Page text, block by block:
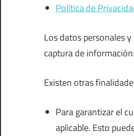
Política de
Los datos personales
captura de información:
Existen otras
Para garantizar el
aplicable. Esto